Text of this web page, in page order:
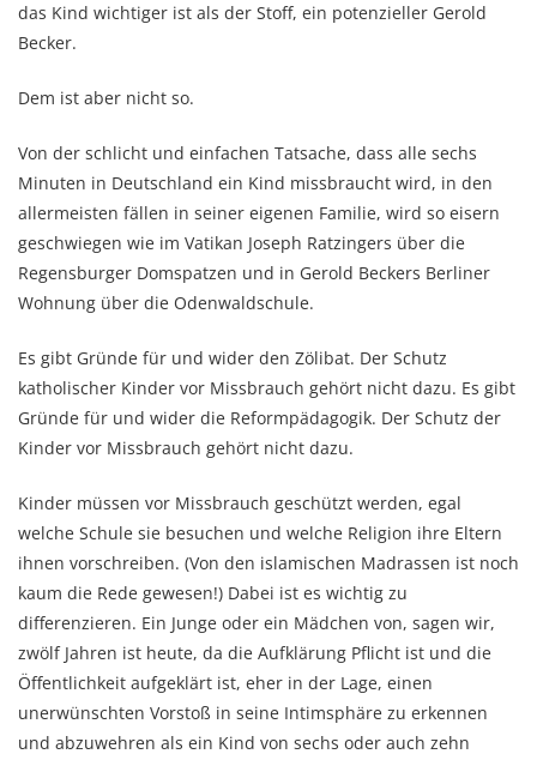
das Kind wichtiger ist als der Stoff, ein potenzieller Gerold
Becker.
Dem ist aber nicht so.
Von der schlicht und einfachen Tatsache, dass alle sechs
Minuten in Deutschland ein Kind missbraucht wird, in den
allermeisten fällen in seiner eigenen Familie, wird so eisern
geschwiegen wie im Vatikan Joseph Ratzingers über die
Regensburger Domspatzen und in Gerold Beckers Berliner
Wohnung über die Odenwaldschule.
Es gibt Gründe für und wider den Zölibat. Der Schutz
katholischer Kinder vor Missbrauch gehört nicht dazu. Es gibt
Gründe für und wider die Reformpädagogik. Der Schutz der
Kinder vor Missbrauch gehört nicht dazu.
Kinder müssen vor Missbrauch geschützt werden, egal
welche Schule sie besuchen und welche Religion ihre Eltern
ihnen vorschreiben. (Von den islamischen Madrassen ist noch
kaum die Rede gewesen!) Dabei ist es wichtig zu
differenzieren. Ein Junge oder ein Mädchen von, sagen wir,
zwölf Jahren ist heute, da die Aufklärung Pflicht ist und die
Öffentlichkeit aufgeklärt ist, eher in der Lage, einen
unerwünschten Vorstoß in seine Intimsphäre zu erkennen
und abzuwehren als ein Kind von sechs oder auch zehn